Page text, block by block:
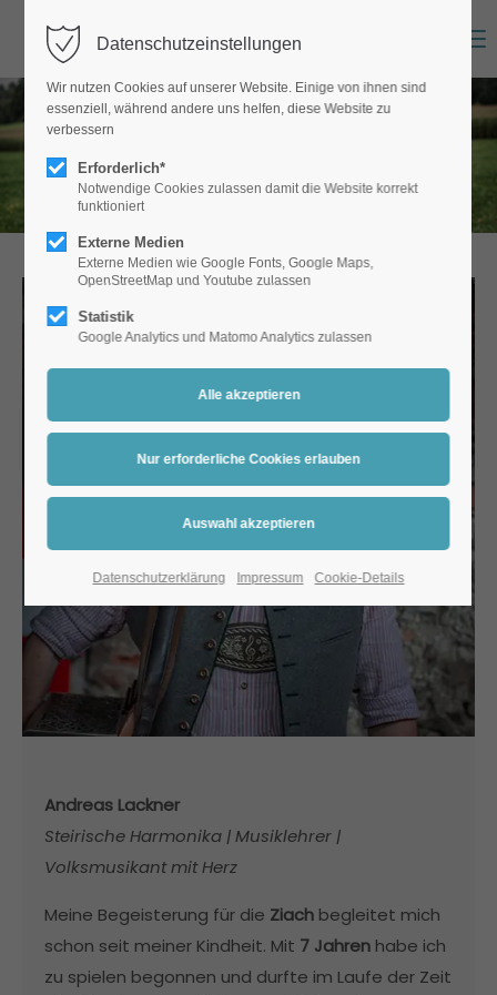
Andreas Lackner
Steirische Harmonika | Musiklehrer |
Volksmusikant mit Herz
Meine Begeisterung für die Ziach begleitet mich
schon seit meiner Kindheit. Mit 7 Jahren habe ich
zu spielen begonnen und durfte im Laufe der Zeit
Datenschutzeinstellungen
Wir nutzen Cookies auf unserer Website. Einige von ihnen sind
essenziell, während andere uns helfen, diese Website zu
verbessern
Erforderlich*
Notwendige Cookies zulassen damit die Website korrekt
funktioniert
Externe Medien
Externe Medien wie Google Fonts, Google Maps,
OpenStreetMap und Youtube zulassen
Statistik
Google Analytics und Matomo Analytics zulassen
Datenschutzerklärung Impressum Cookie-Details